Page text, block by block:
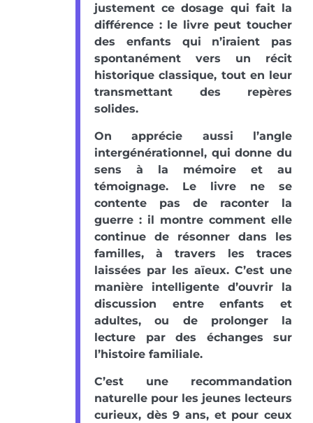
justement ce dosage qui fait la
différence : le livre peut toucher
des enfants qui n’iraient pas
spontanément vers un récit
historique classique, tout en leur
transmettant des repères
solides.
On apprécie aussi l’angle
intergénérationnel, qui donne du
sens à la mémoire et au
témoignage. Le livre ne se
contente pas de raconter la
guerre : il montre comment elle
continue de résonner dans les
familles, à travers les traces
laissées par les aïeux. C’est une
manière intelligente d’ouvrir la
discussion entre enfants et
adultes, ou de prolonger la
lecture par des échanges sur
l’histoire familiale.
C’est une recommandation
naturelle pour les jeunes lecteurs
curieux, dès 9 ans, et pour ceux